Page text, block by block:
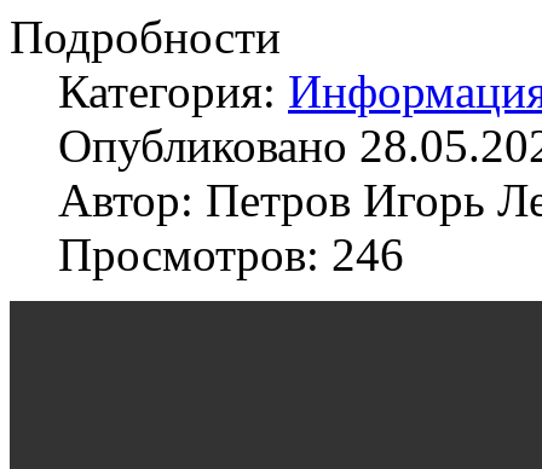
Подробности
Категория:
Опубликовано
Автор: Петров Игорь
Просмотров: 246